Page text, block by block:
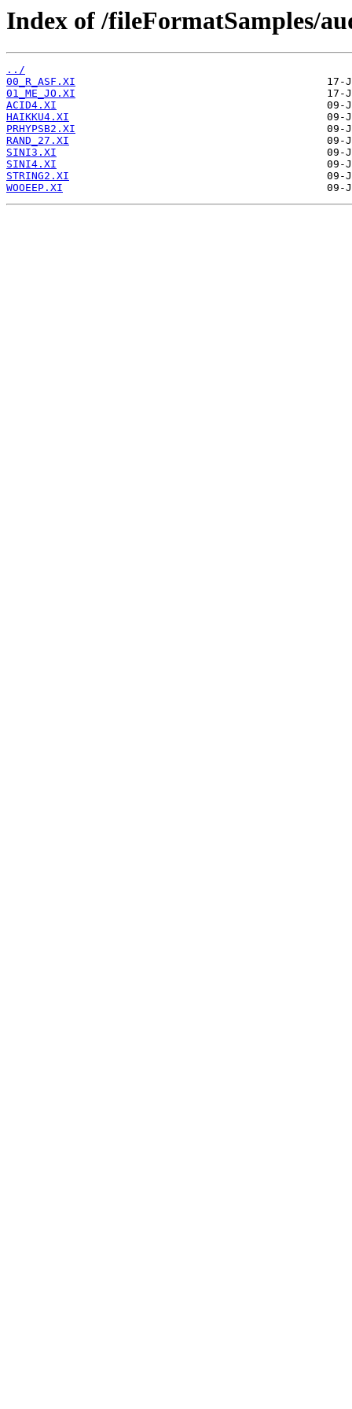
Index of /fileFormatSamples/
../
00_R_ASF.XI
01_ME_JO.XI
ACID4.XI
HAIKKU4.XI
PRHYPSB2.XI
RAND_27.XI
SINI3.XI
SINI4.XI
STRING2.XI
WOOEEP.XI